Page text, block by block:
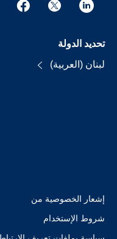
تحديد الدولة
لبنان (العربية)
إشعار الخصوصية من
شروط الإستخدام